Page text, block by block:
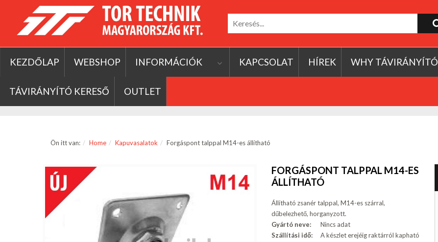
KEZDŐLAP WEBSHOP INFORMÁCIÓK KAPCSOLAT HÍREK WHY TÁVIRÁNYÍTÓ
TÁVIRÁNYÍTÓ KERESŐ OUTLET
Ön itt van: Home Kapuvasalatok Forgáspont talppal M14-es állítható
FORGÁSPONT TALPPAL M14-ES
ÁLLÍTHATÓ
Állítható zsanér talppal, M14-es szárral,
dűbelezhető, horganyzott.
Gyártó neve:
Nincs adat
Szállítási idő:
A készlet erejéig raktárról kapható